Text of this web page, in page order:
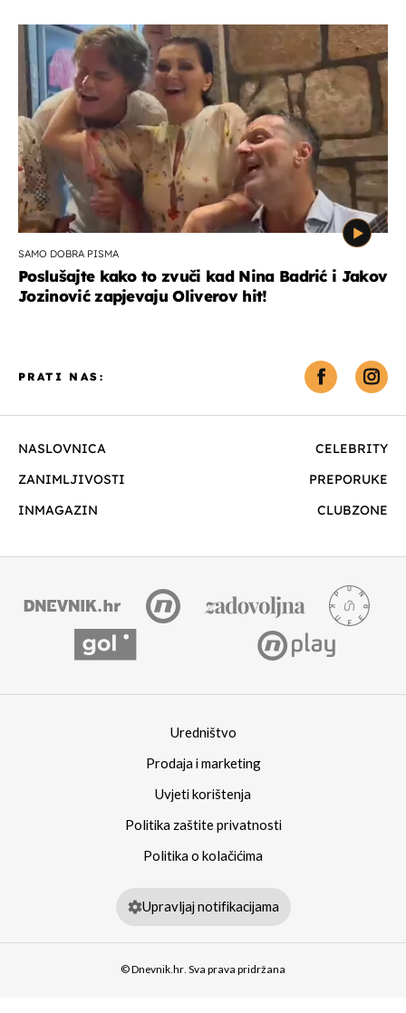
SAMO DOBRA PISMA
Poslušajte kako to zvuči kad Nina Badrić i Jakov
Jozinović zapjevaju Oliverov hit!
NASLOVNICA
CELEBRITY
ZANIMLJIVOSTI
PREPORUKE
INMAGAZIN
CLUBZONE
PRATI NAS:
Uredništvo
Prodaja i marketing
Uvjeti korištenja
Politika zaštite privatnosti
Politika o kolačićima
Upravljaj notifikacijama
© Dnevnik.hr. Sva prava pridržana